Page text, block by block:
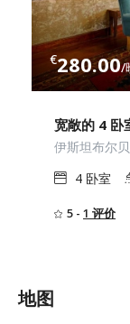
€280.00/
宽敞的 4 卧
伊斯坦布尔
4 卧室
5 - 1 评价
地图